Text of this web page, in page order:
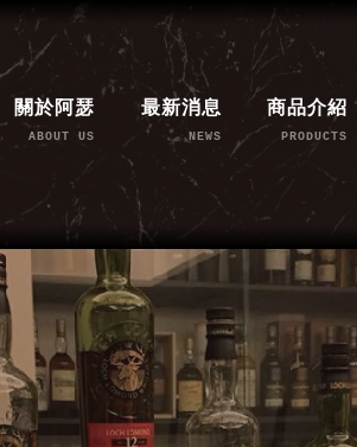
關於阿瑟
ABOUT US
最新消息
NEWS
商品介紹
PRODUCTS